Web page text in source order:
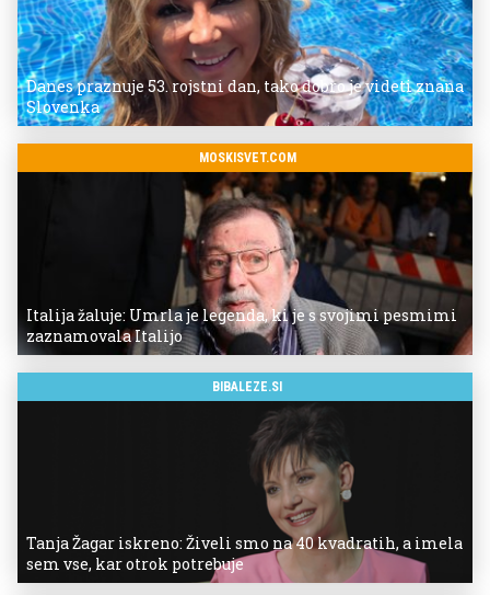
Danes praznuje 53. rojstni dan, tako dobro je videti znana
Slovenka
MOSKISVET.COM
Italija žaluje: Umrla je legenda, ki je s svojimi pesmimi
zaznamovala Italijo
BIBALEZE.SI
Tanja Žagar iskreno: Živeli smo na 40 kvadratih, a imela
sem vse, kar otrok potrebuje